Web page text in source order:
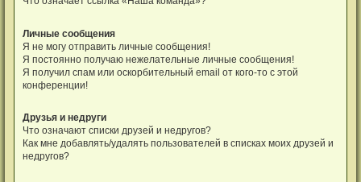
Личные сообщения
Я не могу отправить личные сообщения!
Я постоянно получаю нежелательные личные сообщения!
Я получил спам или оскорбительный email от кого-то с этой
конференции!
Друзья и недруги
Что означают списки друзей и недругов?
Как мне добавлять/удалять пользователей в списках моих друзей и
недругов?